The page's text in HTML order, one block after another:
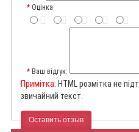
Оцінка
Ваш відгук:
Примітка: HTML розмітка не
звичайний текст.
Оставить отзыв